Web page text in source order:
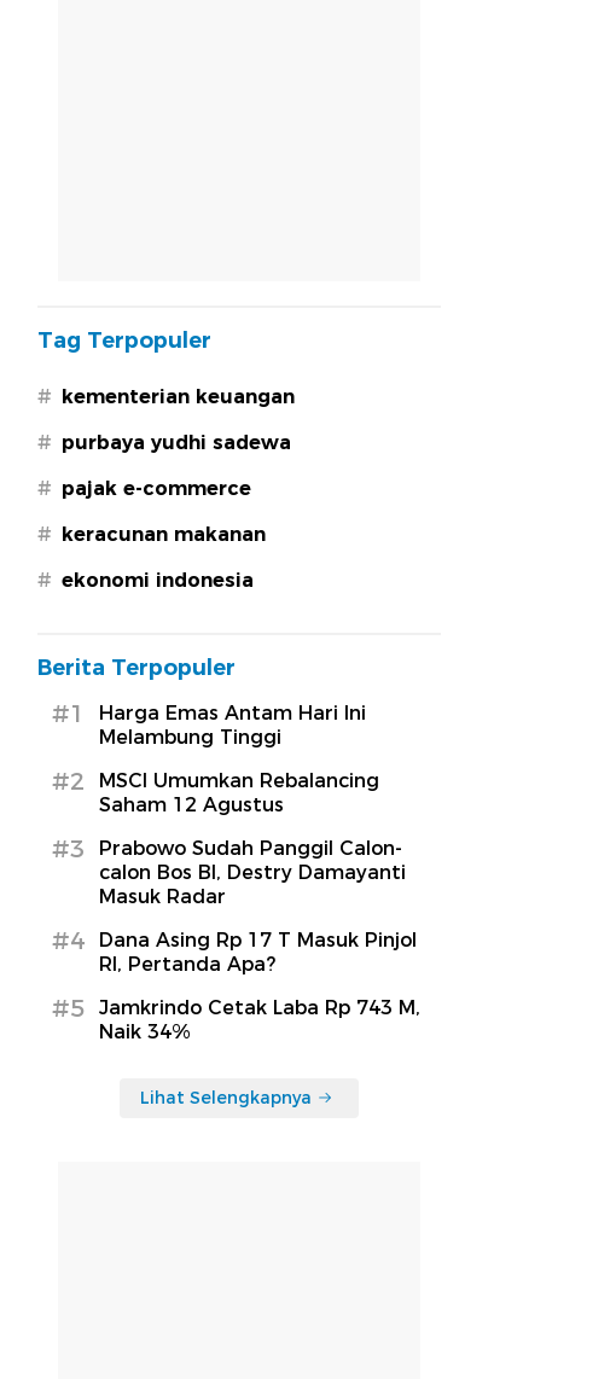
Tag Terpopuler
# kementerian keuangan
# purbaya yudhi sadewa
# pajak e-commerce
# keracunan makanan
# ekonomi indonesia
Berita Terpopuler
#1
Harga Emas Antam Hari Ini
Melambung Tinggi
#2
MSCI Umumkan Rebalancing
Saham 12 Agustus
#3
Prabowo Sudah Panggil Calon-
calon Bos BI, Destry Damayanti
Masuk Radar
#4
Dana Asing Rp 17 T Masuk Pinjol
RI, Pertanda Apa?
#5
Jamkrindo Cetak Laba Rp 743 M,
Naik 34%
Lihat Selengkapnya